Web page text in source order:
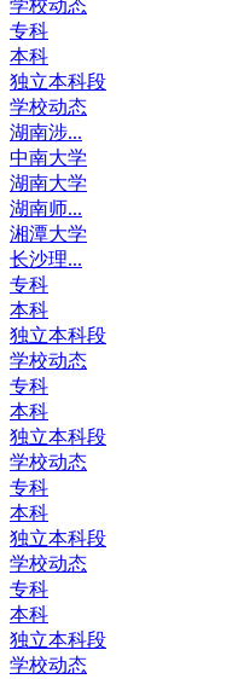
学校动态
专科
本科
独立本科段
学校动态
湖南涉...
中南大学
湖南大学
湖南师...
湘潭大学
长沙理...
专科
本科
独立本科段
学校动态
专科
本科
独立本科段
学校动态
专科
本科
独立本科段
学校动态
专科
本科
独立本科段
学校动态